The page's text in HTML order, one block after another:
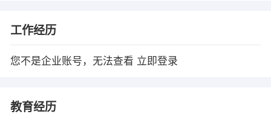
工作经历
您不是企业账号，无法查看 立即登录
教育经历